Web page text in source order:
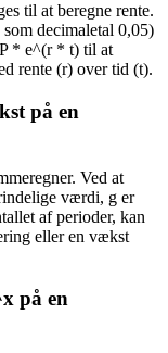
til at beregne rente.
decimaletal 0,05)
* e^(r * t) til at
rente (r) over tid (t).
på en
Ved at
værdi, g er
af perioder, kan
eller en vækst
på en